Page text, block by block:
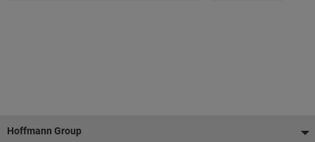
Pied
Hoffmann Group